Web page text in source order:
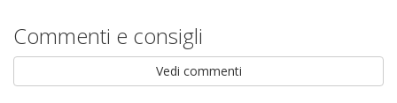
Commenti e consigli
Vedi commenti